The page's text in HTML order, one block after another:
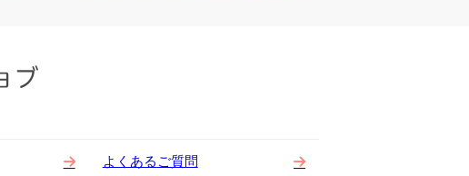
よくあるご質問